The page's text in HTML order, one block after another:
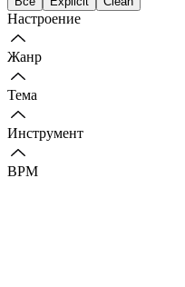
Настроение
Жанр
Тема
Инструмент
BPM